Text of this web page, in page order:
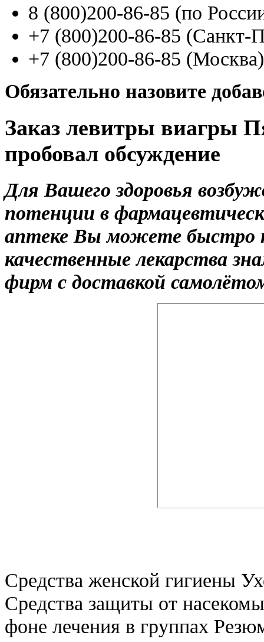
8 (800)200-86-85 (по
+7 (800)200-86-85 (Санкт-
+7 (800)200-86-85 (Москва)
Обязательно назовите
Заказ левитры виагры
пробовал обсуждение
Для Вашего здоровья
потенции в
аптеке Вы можете быстро
качественные лекарства
фирм с доставкой
Средства женской гигиены
Средства защиты от
фоне лечения в группах